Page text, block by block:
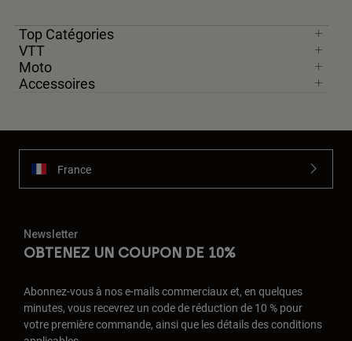
Top Catégories
VTT
Moto
Accessoires
France
Newsletter
OBTENEZ UN COUPON DE 10%
Abonnez-vous à nos e-mails commerciaux et, en quelques
minutes, vous recevrez un code de réduction de 10 % pour
votre première commande, ainsi que les détails des conditions